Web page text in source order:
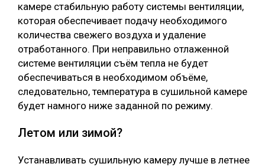
камере стабильную работу системы вентиляции,
которая обеспечивает подачу необходимого
количества свежего воздуха и удаление
отработанного. При неправильно отлаженной
системе вентиляции съём тепла не будет
обеспечиваться в необходимом объёме,
следовательно, температура в сушильной камере
будет намного ниже заданной по режиму.
Летом или зимой?
Устанавливать сушильную камеру лучше в летнее